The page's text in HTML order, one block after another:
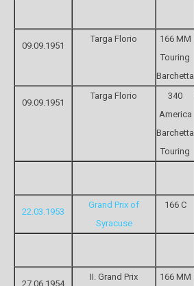
09.09.1951
Targa Florio
166 MM
Touring
Barchetta
09.09.1951
Targa Florio
340
America
Barchetta
Touring
22.03.1953
Grand Prix of
Syracuse
166 C
27.06.1954
II. Grand Prix 166 MM